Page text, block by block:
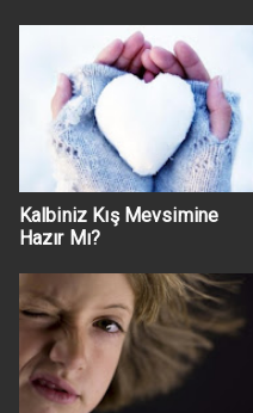
Kalbiniz Kış Mevsimine
Hazır Mı?